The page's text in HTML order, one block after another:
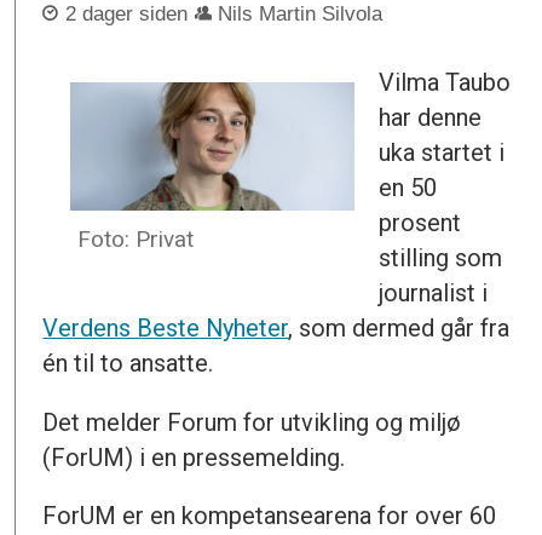
2 dager siden Nils Martin Silvola
Foto: Privat
Vilma Taubo
har denne
uka startet i
en 50
prosent
stilling som
journalist i
Verdens Beste Nyheter, som dermed går fra
én til to ansatte.
Det melder Forum for utvikling og miljø
(ForUM) i en pressemelding.
ForUM er en kompetansearena for over 60